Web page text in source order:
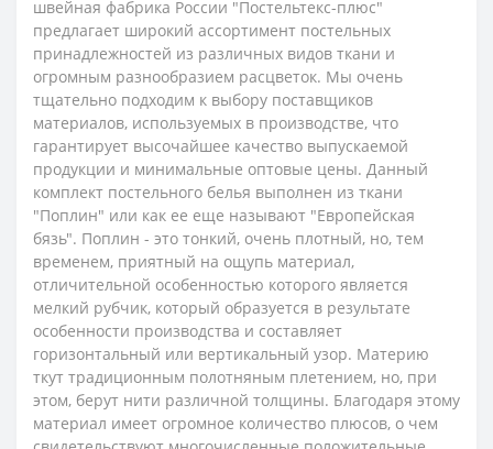
швейная фабрика России "Постельтекс-плюс"
предлагает широкий ассортимент постельных
принадлежностей из различных видов ткани и
огромным разнообразием расцветок. Мы очень
тщательно подходим к выбору поставщиков
материалов, используемых в производстве, что
гарантирует высочайшее качество выпускаемой
продукции и минимальные оптовые цены. Данный
комплект постельного белья выполнен из ткани
"Поплин" или как ее еще называют "Европейская
бязь". Поплин - это тонкий, очень плотный, но, тем
временем, приятный на ощупь материал,
отличительной особенностью которого является
мелкий рубчик, который образуется в результате
особенности производства и составляет
горизонтальный или вертикальный узор. Материю
ткут традиционным полотняным плетением, но, при
этом, берут нити различной толщины. Благодаря этому
материал имеет огромное количество плюсов, о чем